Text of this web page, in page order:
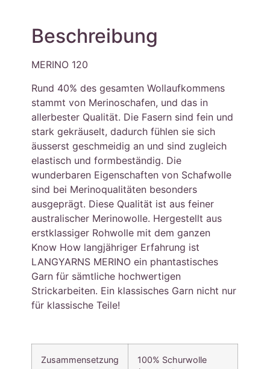
Beschreibung
MERINO 120
Rund 40% des gesamten Wollaufkommens
stammt von Merinoschafen, und das in
allerbester Qualität. Die Fasern sind fein und
stark gekräuselt, dadurch fühlen sie sich
äusserst geschmeidig an und sind zugleich
elastisch und formbeständig. Die
wunderbaren Eigenschaften von Schafwolle
sind bei Merinoqualitäten besonders
ausgeprägt. Diese Qualität ist aus feiner
australischer Merinowolle. Hergestellt aus
erstklassiger Rohwolle mit dem ganzen
Know How langjähriger Erfahrung ist
LANGYARNS MERINO ein phantastisches
Garn für sämtliche hochwertigen
Strickarbeiten. Ein klassisches Garn nicht nur
für klassische Teile!
Zusammensetzung
100% Schurwolle